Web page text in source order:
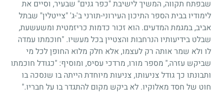
שבפתח תקווה, המשיך לישיבת "כפר גנים" שבעיר, וסיים את
לימודיו בבית הספר התיכון העירוני-תורני ב'-ג' "צייטלין" שבתל
אביב, במגמת המדעים. הוא זכור כדמות כריזמטית ומשעשעת,
שבלט בידיעותיו הנרחבות והצטיין בכל מעשיו. "חוכמתו עמדה
לו ולא שמר אותה רק לעצמו, אלא חלק מלוא החופן לכל מי
שביקש עזרה," מספר מורו, מרדכי עסיס, ומוסיף: "כגודל חוכמתו
ותבונתו כך גודל צניעותו, צניעות מיוחדת הייתה בו שנסכה בו
חוט של חסד מאלוקיו. לא ביקש מקום להתגדר בו על חבריו."